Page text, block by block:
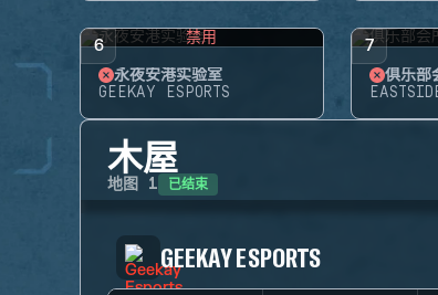
6 禁用
永夜安港实验室
GEEKAY ESPORTS
7
俱乐部
木屋
地图 1 已结束
GEEKAY ESPORTS